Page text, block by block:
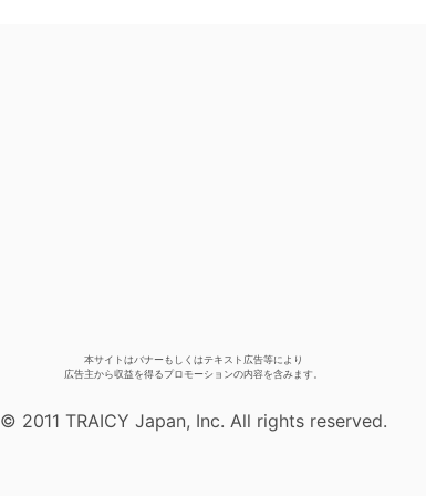
本サイトはバナーもしくはテキスト広告等により
広告主から収益を得るプロモーションの内容を含みます。
© 2011 TRAICY Japan, Inc. All rights reserved.